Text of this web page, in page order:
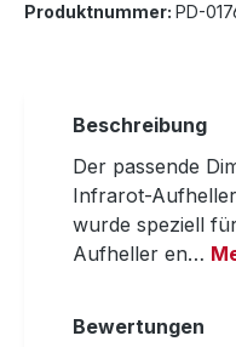
Produktnummer: PD-
Beschreibung
Der passende
Infrarot-
wurde speziell
Aufheller en…
Bewertungen